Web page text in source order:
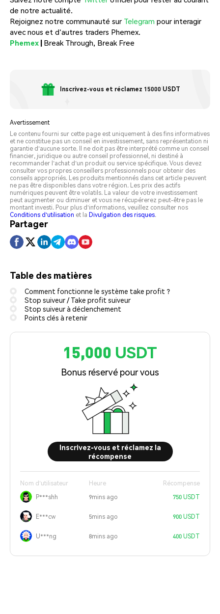
de notre actualité.
Rejoignez notre communauté sur Telegram pour interagir
avec nous et d'autres traders Phemex.
Phemex | Break Through, Break Free
Inscrivez-vous et réclamez 15000 USDT
Avertissement
Le contenu fourni sur cette page est uniquement à des fins informatives
et ne constitue pas un conseil en investissement, sans représentation ni
garantie d'aucune sorte. Il ne doit pas être interprété comme un conseil
financier, juridique ou autre conseil professionnel, ni destiné à
recommander l'achat d'un produit ou service spécifique. Vous devez
consulter vos propres conseillers professionnels pour obtenir des
conseils appropriés. Les produits mentionnés dans cet article peuvent
ne pas être disponibles dans votre région. Les prix des actifs
numériques peuvent être volatils. La valeur de votre investissement
peut augmenter ou diminuer et vous ne récupérerez peut-être pas le
montant investi. Pour plus d'informations, veuillez consulter nos
Conditions d'utilisation et la Divulgation des risques.
Partager
Table des matières
Comment fonctionne le système take profit ?
Stop suiveur / Take profit suiveur
Stop suiveur à déclenchement
Points clés à retenir
15,000 USDT
Bonus réservé pour vous
Inscrivez-vous et réclamez la
récompense
Nom d'utilisateur Heure
Récompense
P***shh
9mins ago 750 USDT
E***cw 5mins ago 900 USDT
U***ng 8mins ago 400 USDT